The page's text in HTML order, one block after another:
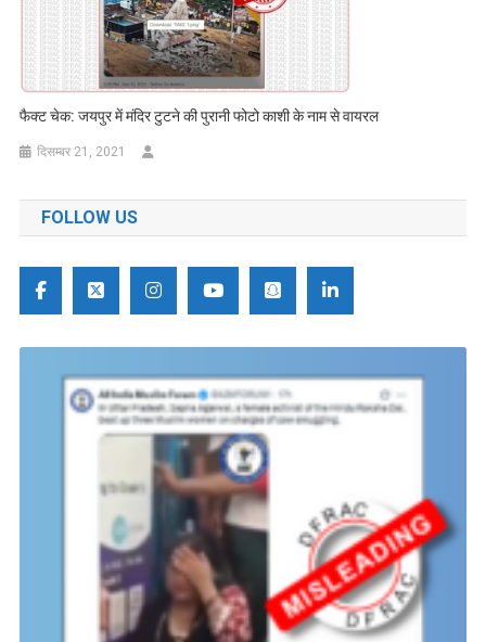
फैक्ट चेक: जयपुर में मंदिर टुटने की पुरानी फोटो काशी के नाम से वायरल
दिसम्बर 21, 2021
FOLLOW US